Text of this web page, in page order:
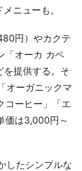
ニューも。
円）やカクテ
「オーカ カベ
提供する。そ
オーガニックマ
コーヒー」「エ
価は3,000円～
したシンプルな